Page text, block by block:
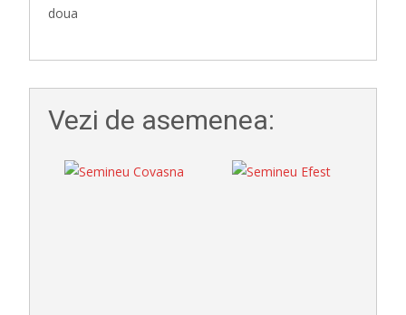
doua
Vezi de asemenea: